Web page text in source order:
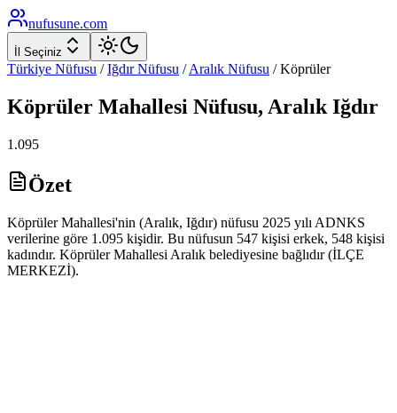
nufusune.com
İl Seçiniz
Türkiye Nüfusu / IğdırNüfusu / Aralık Nüfusu /Köprüler
Köprüler Mahallesi Nüfusu, Aralık Iğdır
1.095
Özet
Köprüler Mahallesi'nin (Aralık, Iğdır) nüfusu 2025 yılı ADNKS
verilerine göre 1.095 kişidir. Bu nüfusun 547 kişisi erkek, 548 kişisi
kadındır. Köprüler Mahallesi Aralık belediyesine bağlıdır (İLÇE
MERKEZİ).